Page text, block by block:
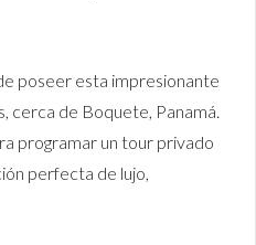
poseer esta impresionante
cerca de Boquete, Panamá.
programar un tour privado
perfecta de lujo,